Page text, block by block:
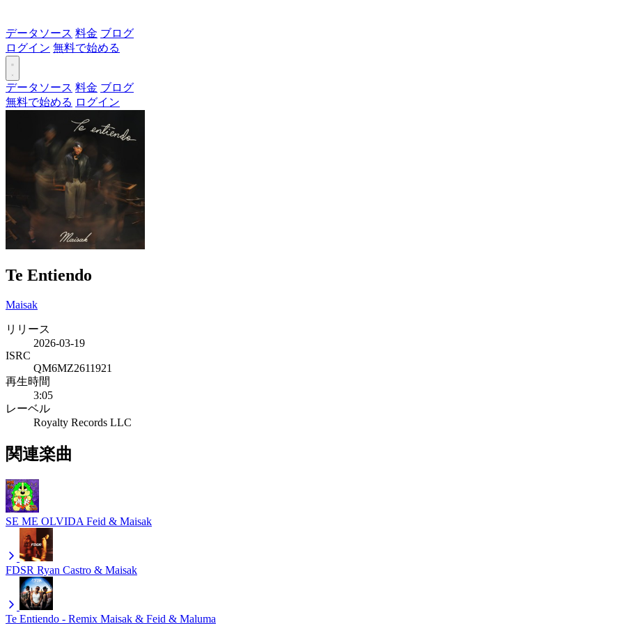
データソース 料金 ブログ
ログイン 無料で始める
データソース 料金 ブログ
無料で始める ログイン
Te Entiendo
Maisak
リリース
2026-03-19
ISRC
QM6MZ2611921
再生時間
3:05
レーベル
Royalty Records LLC
関連楽曲
SE ME OLVIDA Feid & Maisak
FDSR Ryan Castro & Maisak
Te Entiendo - Remix Maisak & Feid & Maluma